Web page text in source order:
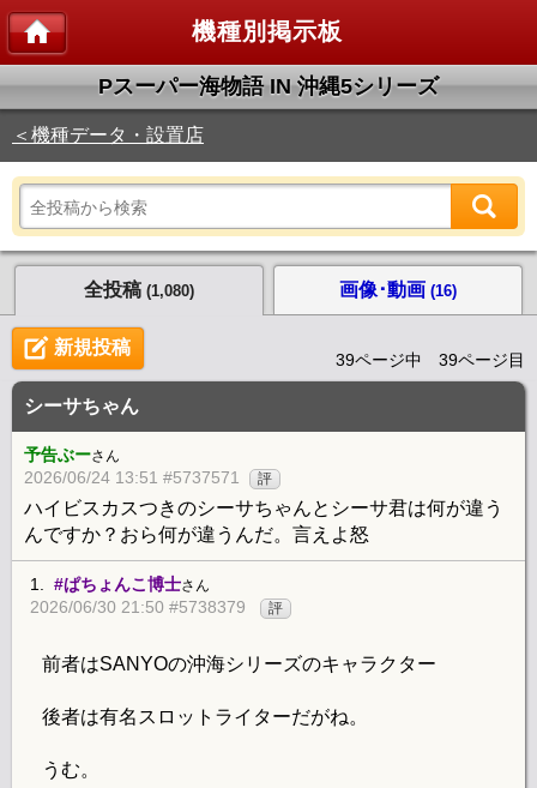
機種別掲示板
Pスーパー海物語 IN 沖縄5シリーズ
＜機種データ・設置店
全投稿 (1,080) 画像･動画 (16)
新規投稿
39ページ中 39ページ目
シーサちゃん
予告ぶーさん
2026/06/24 13:51 #5737571 評
ハイビスカスつきのシーサちゃんとシーサ君は何が違う
んですか？おら何が違うんだ。言えよ怒
1. #ぱちょんこ博士さん
2026/06/30 21:50 #5738379 評
前者はSANYOの沖海シリーズのキャラクター
後者は有名スロットライターだがね。
うむ。